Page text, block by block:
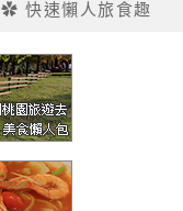
✿ 快速懶人旅食趣